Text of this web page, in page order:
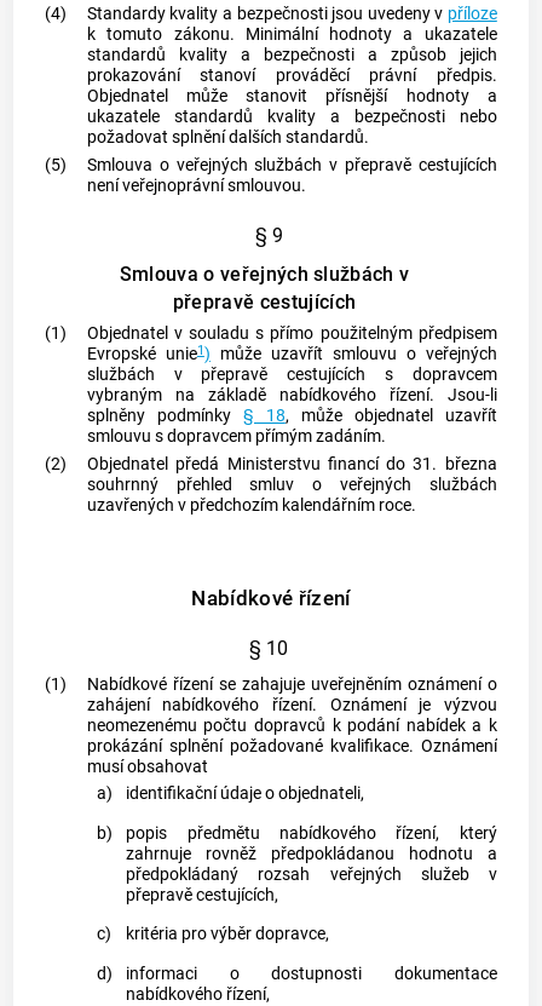
(4)
Standardy kvality a bezpečnosti jsou uvedeny v příloze
k tomuto zákonu. Minimální hodnoty a ukazatele
standardů kvality a bezpečnosti a způsob jejich
prokazování stanoví prováděcí právní předpis.
Objednatel může stanovit přísnější hodnoty a
ukazatele standardů kvality a bezpečnosti nebo
požadovat splnění dalších standardů.
(5)
Smlouva o veřejných službách v přepravě cestujících
není veřejnoprávní smlouvou.
§ 9
Smlouva o veřejných službách v
přepravě cestujících
(1)
Objednatel v souladu s přímo použitelným předpisem
Evropské unie1) může uzavřít smlouvu o veřejných
službách v přepravě cestujících s dopravcem
vybraným na základě nabídkového řízení. Jsou-li
splněny podmínky § 18, může objednatel uzavřít
smlouvu s dopravcem přímým zadáním.
(2)
Objednatel předá Ministerstvu financí do 31. března
souhrnný přehled smluv o veřejných službách
uzavřených v předchozím kalendářním roce.
Nabídkové řízení
§ 10
(1)
Nabídkové řízení se zahajuje uveřejněním oznámení o
zahájení nabídkového řízení. Oznámení je výzvou
neomezenému počtu dopravců k podání nabídek a k
prokázání splnění požadované kvalifikace. Oznámení
musí obsahovat
a)
identifikační údaje o objednateli,
b)
popis předmětu nabídkového řízení, který
zahrnuje rovněž předpokládanou hodnotu a
předpokládaný rozsah veřejných služeb v
přepravě cestujících,
c)
kritéria pro výběr dopravce,
d)
informaci o dostupnosti dokumentace
nabídkového řízení,